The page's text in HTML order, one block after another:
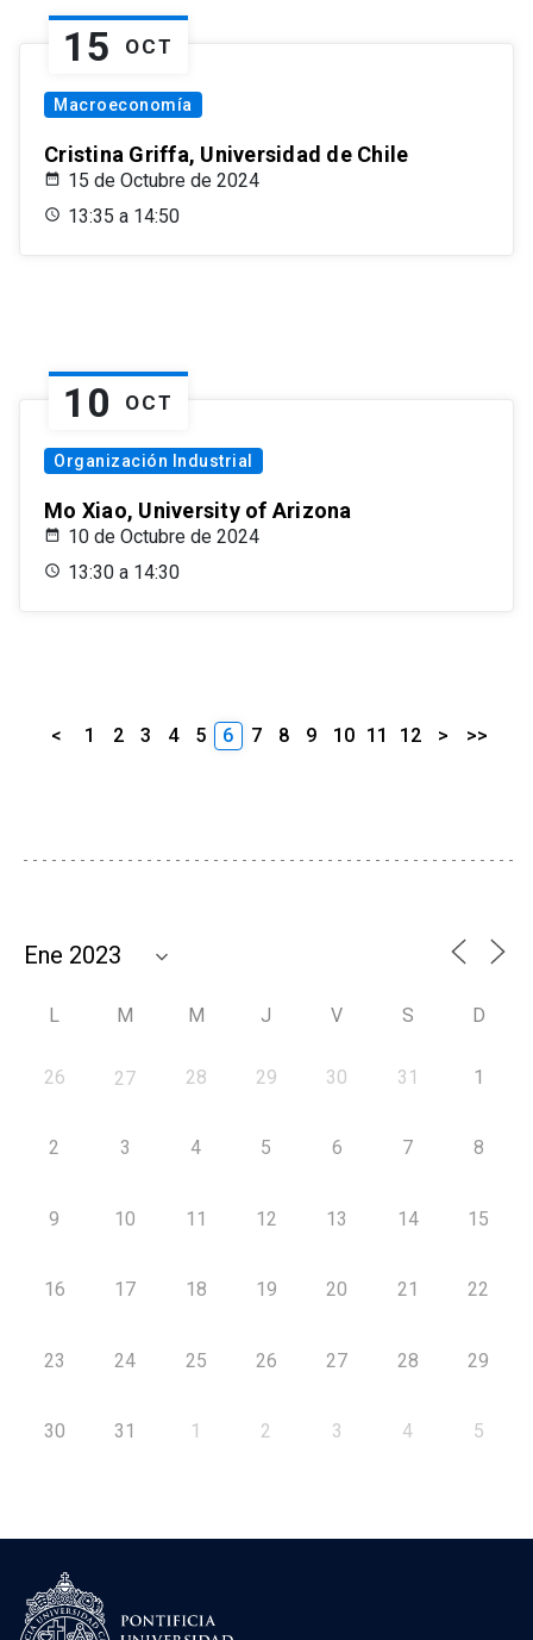
15 OCT
Macroeconomía
Cristina Griffa, Universidad de Chile
15 de Octubre de 2024
13:35 a 14:50
10 OCT
Organización Industrial
Mo Xiao, University of Arizona
10 de Octubre de 2024
13:30 a 14:30
< 1 2 3 4 5 6 7 8 9 10 11 12 > >>
L M M J V S D
26 27 28 29 30 31 1
2 3 4 5 6 7 8
9 10 11 12 13 14 15
16 17 18 19 20 21 22
23 24 25 26 27 28 29
30 31 1 2 3 4 5